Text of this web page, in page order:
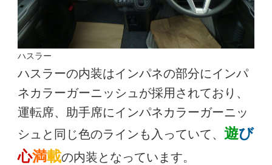
ハスラー
ハスラーの内装はインパネの部分にインパ
ネカラーガーニッシュが採用されており、
運転席、助手席にインパネカラーガーニッ
シュと同じ色のラインも入っていて、 遊び
心満載の内装となっています。